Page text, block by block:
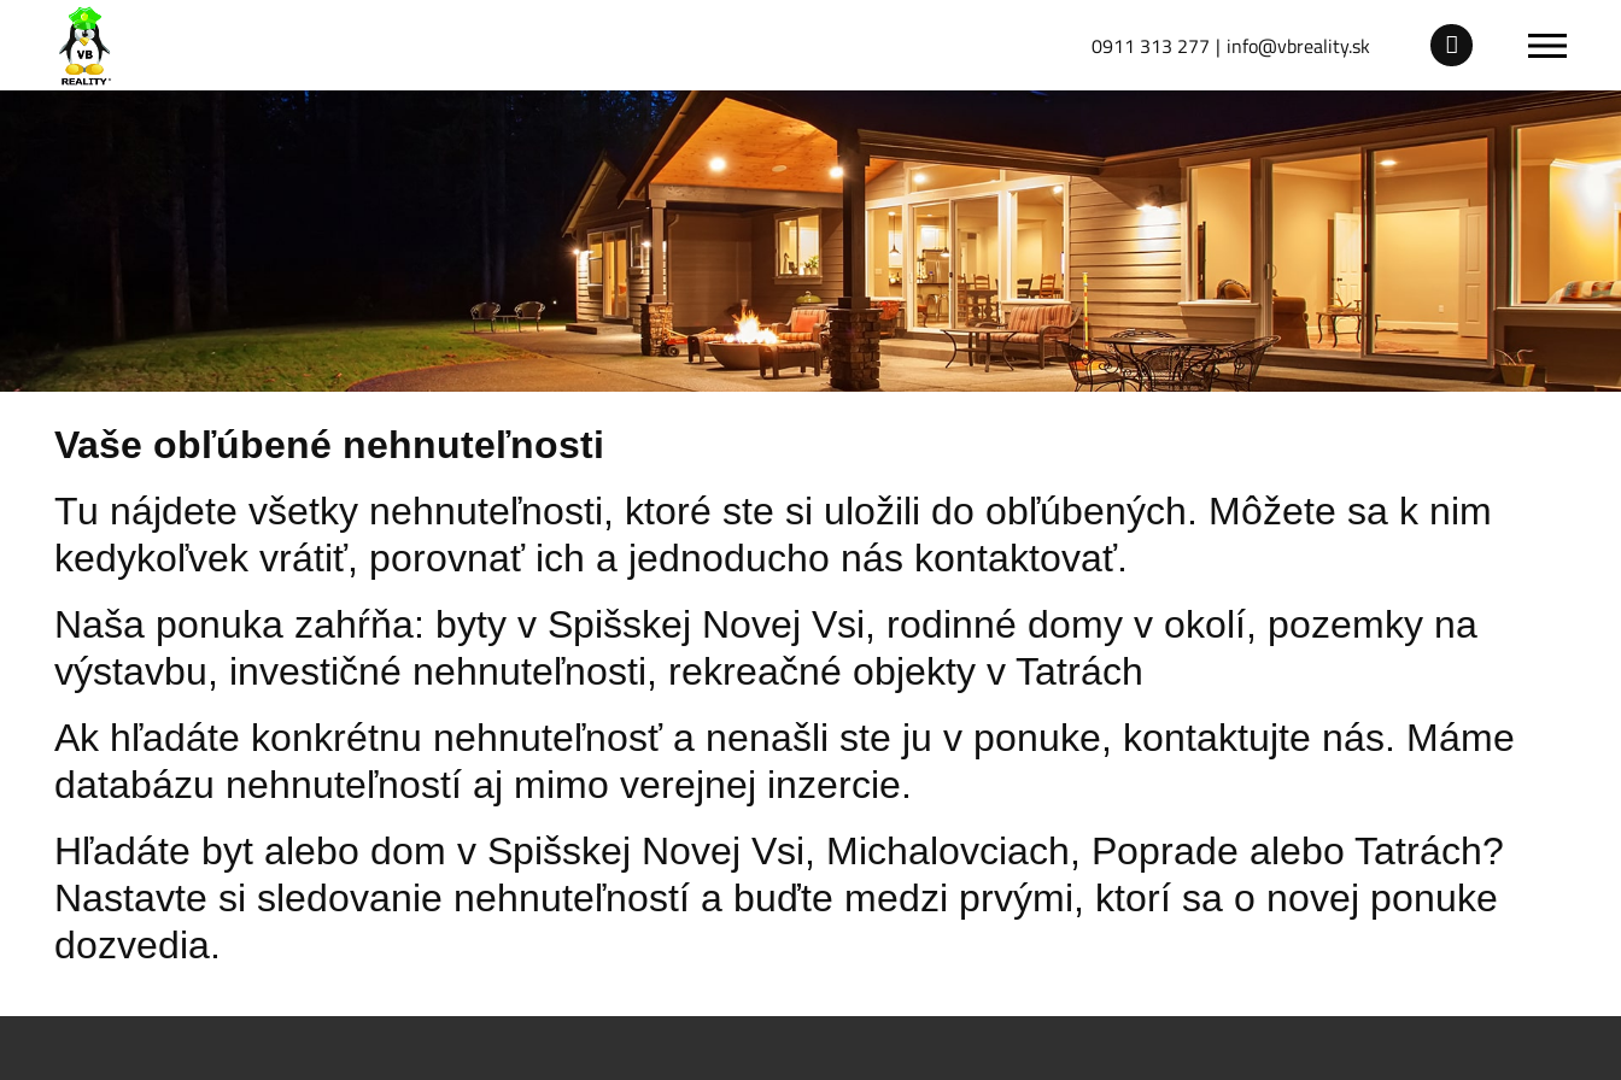
0911 313 277 info@vbreality.sk
Vaše obľúbené nehnuteľnosti
Tu nájdete všetky nehnuteľnosti, ktoré ste si uložili do obľúbených. Môžete sa k nim
kedykoľvek vrátiť, porovnať ich a jednoducho nás kontaktovať.
Naša ponuka zahŕňa: byty v Spišskej Novej Vsi, rodinné domy v okolí, pozemky na
výstavbu, investičné nehnuteľnosti, rekreačné objekty v Tatrách
Ak hľadáte konkrétnu nehnuteľnosť a nenašli ste ju v ponuke, kontaktujte nás. Máme
databázu nehnuteľností aj mimo verejnej inzercie.
Hľadáte byt alebo dom v Spišskej Novej Vsi, Michalovciach, Poprade alebo Tatrách?
Nastavte si sledovanie nehnuteľností a buďte medzi prvými, ktorí sa o novej ponuke
dozvedia.